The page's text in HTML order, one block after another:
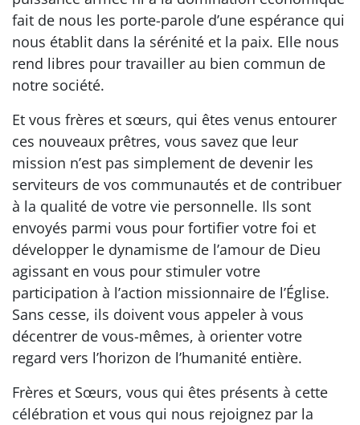
fait de nous les porte-parole d’une espérance qui
nous établit dans la sérénité et la paix. Elle nous
rend libres pour travailler au bien commun de
notre société.
Et vous frères et sœurs, qui êtes venus entourer
ces nouveaux prêtres, vous savez que leur
mission n’est pas simplement de devenir les
serviteurs de vos communautés et de contribuer
à la qualité de votre vie personnelle. Ils sont
envoyés parmi vous pour fortifier votre foi et
développer le dynamisme de l’amour de Dieu
agissant en vous pour stimuler votre
participation à l’action missionnaire de l’Église.
Sans cesse, ils doivent vous appeler à vous
décentrer de vous-mêmes, à orienter votre
regard vers l’horizon de l’humanité entière.
Frères et Sœurs, vous qui êtes présents à cette
célébration et vous qui nous rejoignez par la